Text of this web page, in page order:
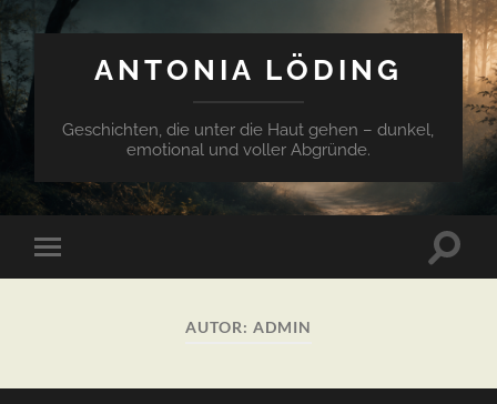
ANTONIA LÖDING
Geschichten, die unter die Haut gehen – dunkel,
emotional und voller Abgründe.
Mobile-
Menü
AUTOR: ADMIN